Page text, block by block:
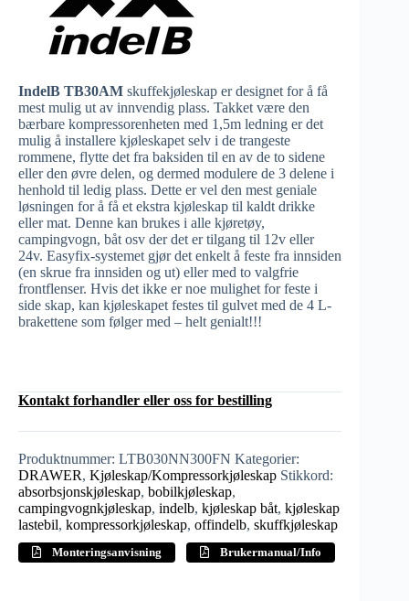
IndelB TB30AM skuffekjøleskap er designet for å få
mest mulig ut av innvendig plass. Takket være den
bærbare kompressorenheten med 1,5m ledning er det
mulig å installere kjøleskapet selv i de trangeste
rommene, flytte det fra baksiden til en av de to sidene
eller den øvre delen, og dermed modulere de 3 delene i
henhold til ledig plass. Dette er vel den mest geniale
løsningen for å få et ekstra kjøleskap til kaldt drikke
eller mat. Denne kan brukes i alle kjøretøy,
campingvogn, båt osv der det er tilgang til 12v eller
24v. Easyfix-systemet gjør det enkelt å feste fra innsiden
(en skrue fra innsiden og ut) eller med to valgfrie
frontflenser. Hvis det ikke er noe mulighet for feste i
side skap, kan kjøleskapet festes til gulvet med de 4 L-
brakettene som følger med – helt genialt!!!
Kontakt forhandler eller oss for bestilling
Produktnummer: LTB030NN300FN Kategorier:
DRAWER, Kjøleskap/Kompressorkjøleskap Stikkord:
absorbsjonskjøleskap, bobilkjøleskap,
campingvognkjøleskap, indelb, kjøleskap båt, kjøleskap
lastebil, kompressorkjøleskap, offindelb, skuffkjøleskap
Monteringsanvisning Brukermanual/Info